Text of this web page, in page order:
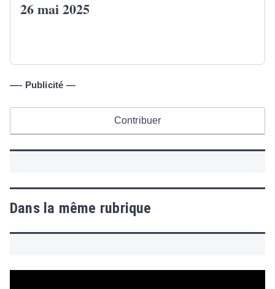
26 mai 2025
—- Publicité —
Contribuer
Dans la même rubrique